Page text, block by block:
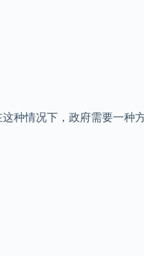
种情况下，政府需要一种